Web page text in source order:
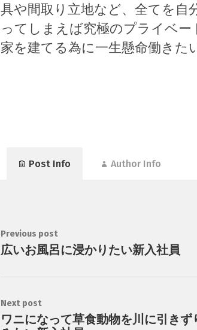
具や間取り立地など、全てを
ってしまえば究極のプライベ
家を建てる為に一生懸命働きた
Post Info Author Info
Previous post
広いお風呂に浸かりたい新入社員
Next post
ワニになって草食動物を川に引きず